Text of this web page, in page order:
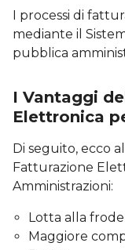
I processi di
mediante il
pubblica
I Vantaggi
Elettronica
Di seguito, ecco
Fatturazione
Amministrazioni:
Lotta alla frode
Maggiore